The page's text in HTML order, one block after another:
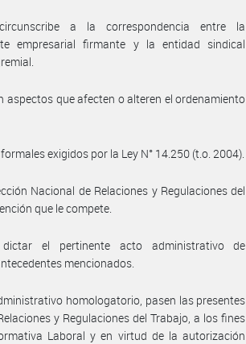
a la correspondencia entre la
empresarial firmante y la entidad sindical
aspectos que afecten o alteren el ordenamiento
exigidos por la Ley N° 14.250 (t.o. 2004).
Nacional de Relaciones y Regulaciones del
que le compete.
el pertinente acto administrativo de
mencionados.
homologatorio, pasen las presentes
y Regulaciones del Trabajo, a los fines
Laboral y en virtud de la autorización